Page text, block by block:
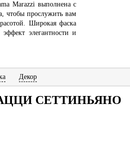
Marazzi выполнена с
чтобы прослужить вам
Широкая фаска
элегантности и
Декор
СЕТТИНЬЯНО